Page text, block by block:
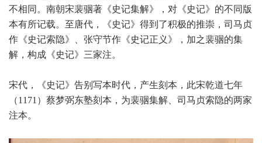
不相同。南朝宋裴骃著《史记集解》，对《史记》的不同版
本有所记载。至唐代，《史记》得到了积极的推崇，司马贞
作《史记索隐》、张守节作《史记正义》，加之裴骃的集
解，构成《史记》三家注。
宋代，《史记》告别写本时代，产生刻本，此宋乾道七年
（1171）蔡梦弼东塾刻本，为裴骃集解、司马贞索隐的两家
注本。